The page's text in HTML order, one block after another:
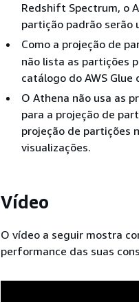
Redshift Spectrum, o
partição padrão serão
Como a projeção de
não lista as partições
catálogo do AWS
O Athena não usa as
para a projeção de
projeção de partições
visualizações.
Vídeo
O vídeo a seguir mostra
performance das suas